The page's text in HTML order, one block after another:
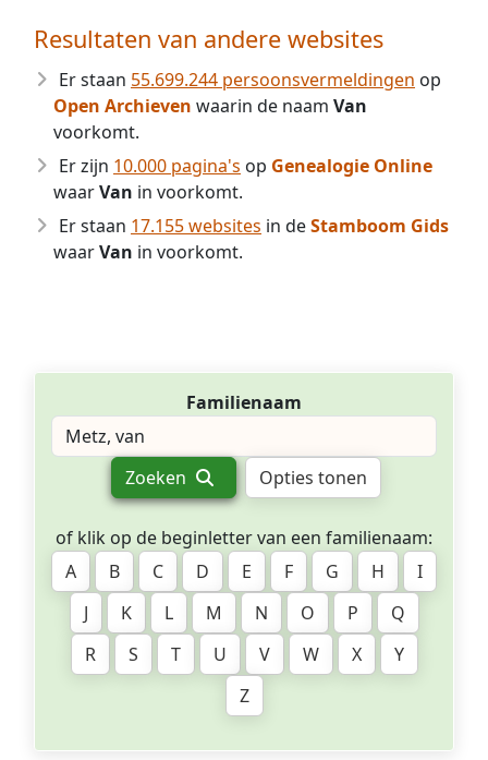
Resultaten van andere websites
Er staan 55.699.244 persoonsvermeldingen op
Open Archieven waarin de naam Van
voorkomt.
Er zijn 10.000 pagina's op Genealogie Online
waarVan in voorkomt.
Er staan 17.155 websites in deStamboom Gids
waarVan in voorkomt.
Familienaam
Zoeken Opties tonen
of klik op de beginletter van een familienaam:
A
B C D E F G H
I
J
K L M N O P
Q
R
S T U V W X
Y
Z